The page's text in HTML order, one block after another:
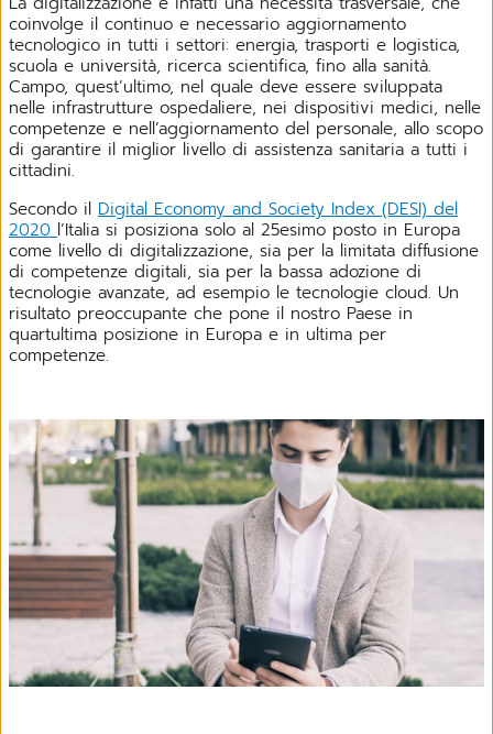
coinvolge il continuo e necessario aggiornamento
tecnologico in tutti i settori: energia, trasporti e logistica,
scuola e università, ricerca scientifica, fino alla sanità.
Campo, quest’ultimo, nel quale deve essere sviluppata
nelle infrastrutture ospedaliere, nei dispositivi medici, nelle
competenze e nell’aggiornamento del personale, allo scopo
di garantire il miglior livello di assistenza sanitaria a tutti i
cittadini.
Secondo il Digital Economy and Society Index (DESI) del
2020 l’Italia si posiziona solo al 25esimo posto in Europa
come livello di digitalizzazione, sia per la limitata diffusione
di competenze digitali, sia per la bassa adozione di
tecnologie avanzate, ad esempio le tecnologie cloud. Un
risultato preoccupante che pone il nostro Paese in
quartultima posizione in Europa e in ultima per
competenze.